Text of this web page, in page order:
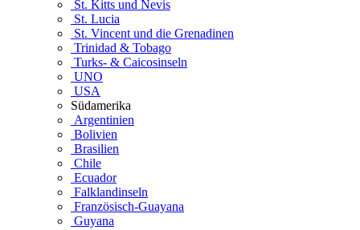
St. Kitts und Nevis
St. Lucia
St. Vincent und die Grenadinen
Trinidad & Tobago
Turks- & Caicosinseln
UNO
USA
Südamerika
Argentinien
Bolivien
Brasilien
Chile
Ecuador
Falklandinseln
Französisch-Guayana
Guyana